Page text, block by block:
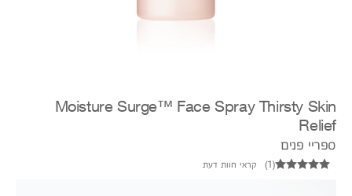
Moisture Surge™ Face Spray Thirsty Skin
Relief
ספריי פנים
(
1
) קראי חוות דעת